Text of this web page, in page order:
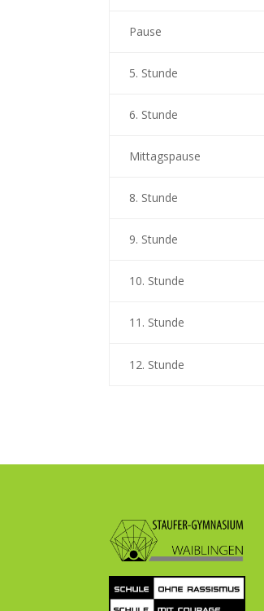
Pause
5. Stunde
6. Stunde
Mittagspause
8. Stunde
9. Stunde
10. Stunde
11. Stunde
12. Stunde